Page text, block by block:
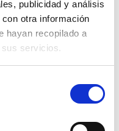
publicidad y análisis
otra información
hayan recopilado a
servicios.
de altas
gracias a la